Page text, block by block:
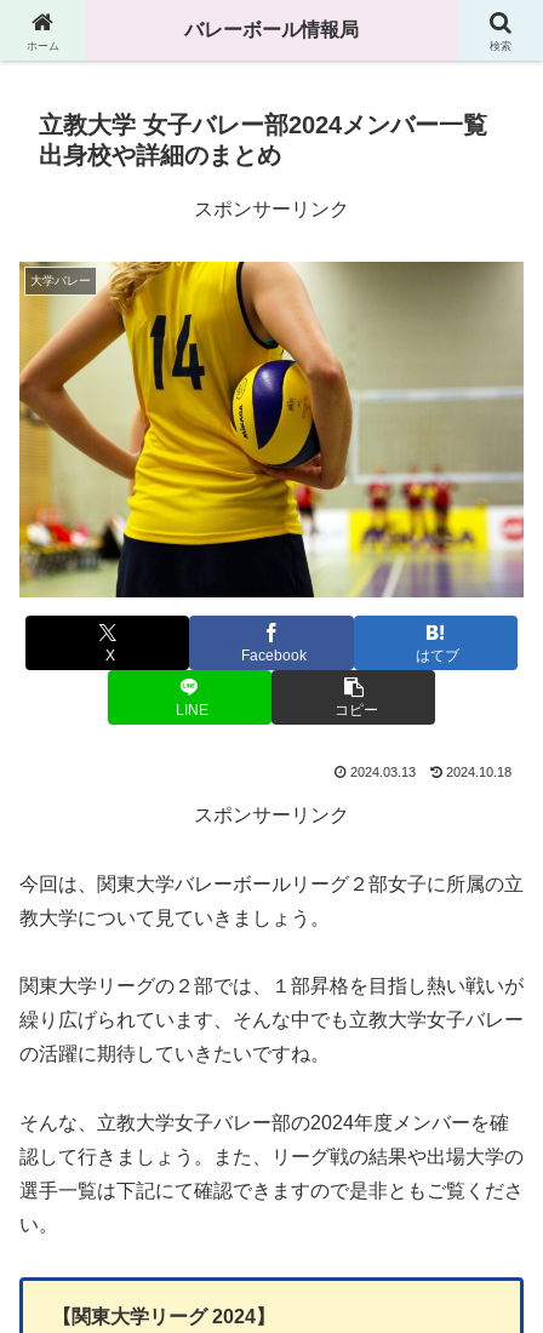
高校、中学、大学などのバレーボール情報満載です
立教大学 女子バレー部2024メンバー一覧
出身校や詳細のまとめ
スポンサーリンク
大学バレー
X Facebook はてブ
LINE コピー
2024.03.13 2024.10.18
スポンサーリンク
今回は、関東大学バレーボールリーグ２部女子に所属の立
教大学について見ていきましょう。
関東大学リーグの２部では、１部昇格を目指し熱い戦いが
繰り広げられています、そんな中でも立教大学女子バレー
の活躍に期待していきたいですね。
そんな、立教大学女子バレー部の2024年度メンバーを確
認して行きましょう。また、リーグ戦の結果や出場大学の
選手一覧は下記にて確認できますので是非ともご覧くださ
い。
【関東大学リーグ 2024】
ホーム
バレーボール情報局
検索